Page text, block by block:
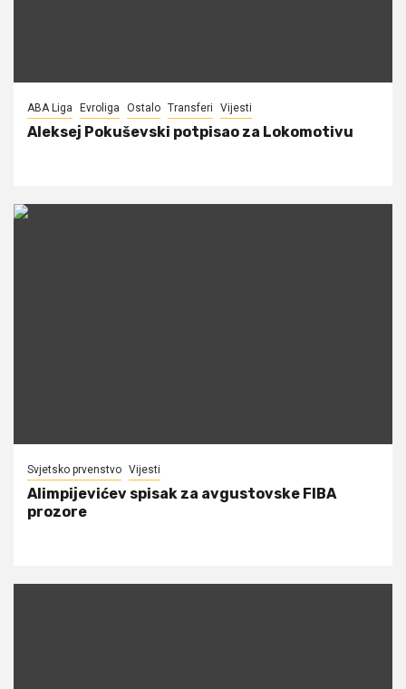
ABA Liga Evroliga Ostalo Transferi Vijesti
Aleksej Pokuševski potpisao za Lokomotivu
Svjetsko prvenstvo Vijesti
Alimpijevićev spisak za avgustovske FIBA
prozore